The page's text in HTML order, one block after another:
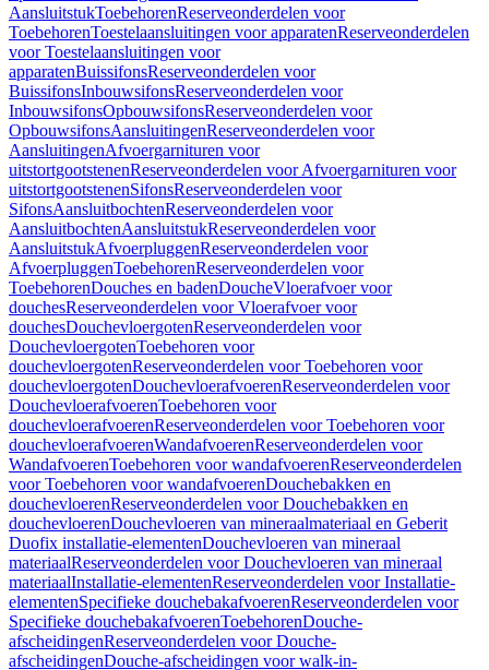
AansluitstukToebehorenReserveonderdelen voor
ToebehorenToestelaansluitingen voor apparatenReserveonderdelen
voor Toestelaansluitingen voor
apparatenBuissifonsReserveonderdelen voor
BuissifonsInbouwsifonsReserveonderdelen voor
InbouwsifonsOpbouwsifonsReserveonderdelen voor
OpbouwsifonsAansluitingenReserveonderdelen voor
AansluitingenAfvoergarnituren voor
uitstortgootstenenReserveonderdelen voor Afvoergarnituren voor
uitstortgootstenenSifonsReserveonderdelen voor
SifonsAansluitbochtenReserveonderdelen voor
AansluitbochtenAansluitstukReserveonderdelen voor
AansluitstukAfvoerpluggenReserveonderdelen voor
AfvoerpluggenToebehorenReserveonderdelen voor
ToebehorenDouches en badenDoucheVloerafvoer voor
douchesReserveonderdelen voor Vloerafvoer voor
douchesDouchevloergotenReserveonderdelen voor
DouchevloergotenToebehoren voor
douchevloergotenReserveonderdelen voor Toebehoren voor
douchevloergotenDouchevloerafvoerenReserveonderdelen voor
DouchevloerafvoerenToebehoren voor
douchevloerafvoerenReserveonderdelen voor Toebehoren voor
douchevloerafvoerenWandafvoerenReserveonderdelen voor
WandafvoerenToebehoren voor wandafvoerenReserveonderdelen
voor Toebehoren voor wandafvoerenDouchebakken en
douchevloerenReserveonderdelen voor Douchebakken en
douchevloerenDouchevloeren van mineraalmateriaal en Geberit
Duofix installatie-elementenDouchevloeren van mineraal
materiaalReserveonderdelen voor Douchevloeren van mineraal
materiaalInstallatie-elementenReserveonderdelen voor Installatie-
elementenSpecifieke douchebakafvoerenReserveonderdelen voor
Specifieke douchebakafvoerenToebehorenDouche-
afscheidingenReserveonderdelen voor Douche-
afscheidingenDouche-afscheidingen voor walk-in-